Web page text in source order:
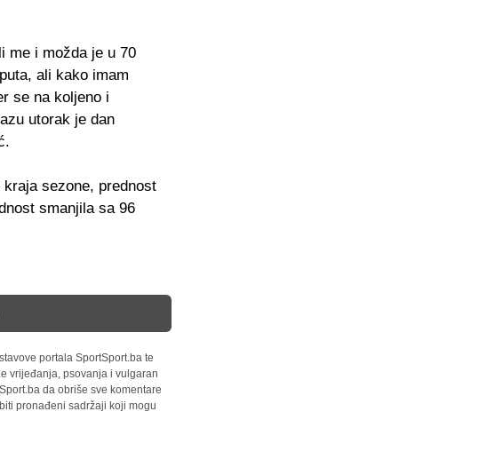
me i možda je u 70
ali kako imam
se na koljeno i
utorak je dan
sezone, prednost
smanjila sa 96
portala SportSport.ba te
vrijeđanja, psovanja i vulgaran
da obriše sve komentare
pronađeni sadržaji koji mogu